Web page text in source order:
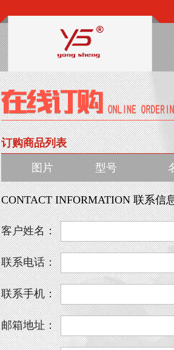
订购商品列表
图片 型号
CONTACT INFORMATION 联系信
客户姓名：
联系电话：
联系手机：
邮箱地址：